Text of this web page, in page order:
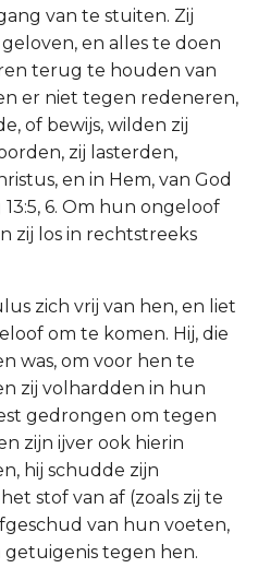
van te stuiten. Zij
en alles te doen
terug te houden van
er niet tegen redeneren,
of bewijs, wilden zij
zij lasterden,
en in Hem, van God
6. Om hun ongeloof
zij los in rechtstreeks
zich vrij van hen, en liet
om te komen. Hij, die
was, om voor hen te
zij volhardden in hun
gedrongen om tegen
zijn ijver ook hierin
hij schudde zijn
stof van af (zoals zij te
van hun voeten,
getuigenis tegen hen.